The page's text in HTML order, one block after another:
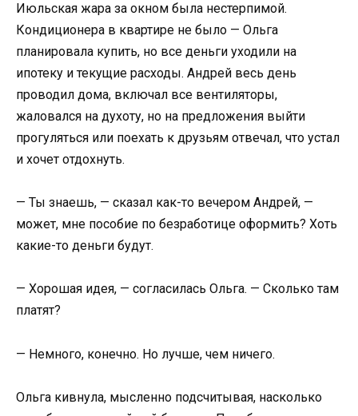
Июльская жара за окном была нестерпимой.
Кондиционера в квартире не было — Ольга
планировала купить, но все деньги уходили на
ипотеку и текущие расходы. Андрей весь день
проводил дома, включал все вентиляторы,
жаловался на духоту, но на предложения выйти
прогуляться или поехать к друзьям отвечал, что устал
и хочет отдохнуть.
— Ты знаешь, — сказал как-то вечером Андрей, —
может, мне пособие по безработице оформить? Хоть
какие-то деньги будут.
— Хорошая идея, — согласилась Ольга. — Сколько там
платят?
— Немного, конечно. Но лучше, чем ничего.
Ольга кивнула, мысленно подсчитывая, насколько